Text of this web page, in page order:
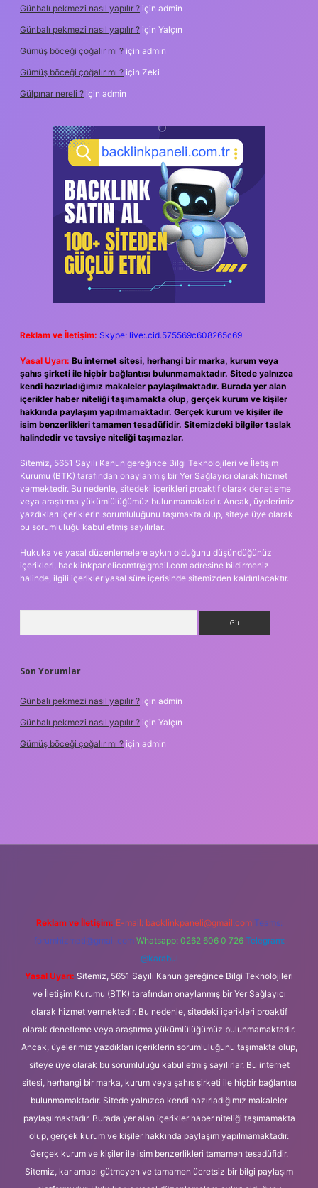
Günbalı pekmezi nasıl yapılır ? için admin
Günbalı pekmezi nasıl yapılır ? için Yalçın
Gümüş böceği çoğalır mı ? için admin
Gümüş böceği çoğalır mı ? için Zeki
Gülpınar nereli ? için admin
Reklam ve İletişim: Skype: live:.cid.575569c608265c69
Yasal Uyarı: Bu internet sitesi, herhangi bir marka, kurum veya
şahıs şirketi ile hiçbir bağlantısı bulunmamaktadır. Sitede yalnızca
kendi hazırladığımız makaleler paylaşılmaktadır. Burada yer alan
içerikler haber niteliği taşımamakta olup, gerçek kurum ve kişiler
hakkında paylaşım yapılmamaktadır. Gerçek kurum ve kişiler ile
isim benzerlikleri tamamen tesadüfidir. Sitemizdeki bilgiler taslak
halindedir ve tavsiye niteliği taşımazlar.
Sitemiz, 5651 Sayılı Kanun gereğince Bilgi Teknolojileri ve İletişim
Kurumu (BTK) tarafından onaylanmış bir Yer Sağlayıcı olarak hizmet
vermektedir. Bu nedenle, sitedeki içerikleri proaktif olarak denetleme
veya araştırma yükümlülüğümüz bulunmamaktadır. Ancak, üyelerimiz
yazdıkları içeriklerin sorumluluğunu taşımakta olup, siteye üye olarak
bu sorumluluğu kabul etmiş sayılırlar.
Hukuka ve yasal düzenlemelere aykırı olduğunu düşündüğünüz
içerikleri, backlinkpanelicomtr@gmail.com adresine bildirmeniz
halinde, ilgili içerikler yasal süre içerisinde sitemizden kaldırılacaktır.
Son Yorumlar
Günbalı pekmezi nasıl yapılır ? için admin
Günbalı pekmezi nasıl yapılır ? için Yalçın
Gümüş böceği çoğalır mı ? için admin
Reklam ve İletişim: E-mail: backlinkpaneli@gmail.com Teams:
forumhizmeti@gmail.com Whatsapp: 0262 606 0 726 Telegram:
@karabul
Yasal Uyarı: Sitemiz, 5651 Sayılı Kanun gereğince Bilgi Teknolojileri
ve İletişim Kurumu (BTK) tarafından onaylanmış bir Yer Sağlayıcı
olarak hizmet vermektedir. Bu nedenle, sitedeki içerikleri proaktif
olarak denetleme veya araştırma yükümlülüğümüz bulunmamaktadır.
Ancak, üyelerimiz yazdıkları içeriklerin sorumluluğunu taşımakta olup,
siteye üye olarak bu sorumluluğu kabul etmiş sayılırlar. Bu internet
sitesi, herhangi bir marka, kurum veya şahıs şirketi ile hiçbir bağlantısı
bulunmamaktadır. Sitede yalnızca kendi hazırladığımız makaleler
paylaşılmaktadır. Burada yer alan içerikler haber niteliği taşımamakta
olup, gerçek kurum ve kişiler hakkında paylaşım yapılmamaktadır.
Gerçek kurum ve kişiler ile isim benzerlikleri tamamen tesadüfidir.
Sitemiz, kar amacı gütmeyen ve tamamen ücretsiz bir bilgi paylaşım